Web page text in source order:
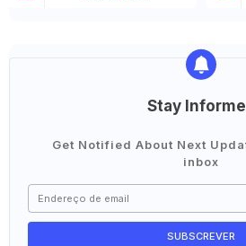
Stay
Get Notified About Next
inbox